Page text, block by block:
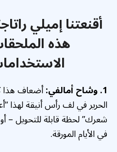
أقنعتنا إميلي
هذه
1. وشاح أمالفي: أضعاف هذا
الحريرفي لف رأس أنيقة لهذا
شعرك” لحظة قابلة للتحويل –
في الأيام المورقة.